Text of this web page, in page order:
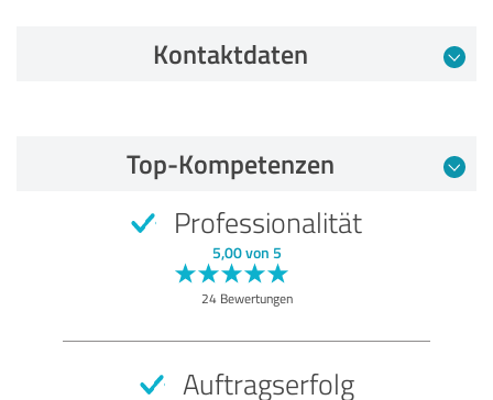
Kontaktdaten
Empfehlung
Top-Kompetenzen
Professionalität
5,00 von 5
24 Bewertungen
Auftragserfolg